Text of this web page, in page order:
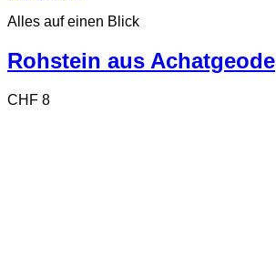
Alles auf einen Blick
Rohstein aus Achatgeode
CHF 8